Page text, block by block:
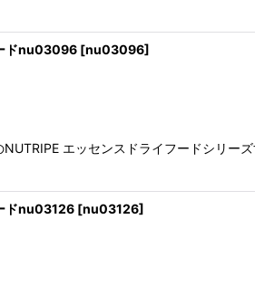
ドnu03096 [nu03096]
エッセンスドライフードシリー
ドnu03126 [nu03126]